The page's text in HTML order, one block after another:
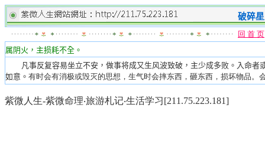
破碎星
回 首 页
属阴 火 ， 主损耗不全。
凡事反复容易坐立不安，做事将成又生风波致破，主少成多败。入命者
如意。 有时会有消极或毁灭的思想，生气时会摔东西，砸东西，损坏物品。
紫微人生-紫微命理‧旅游札记‧生活学习[211.75.223.181]